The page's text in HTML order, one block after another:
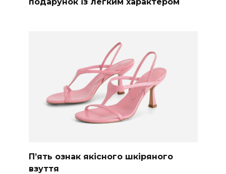
П’ять ознак якісного шкіряного
взуття